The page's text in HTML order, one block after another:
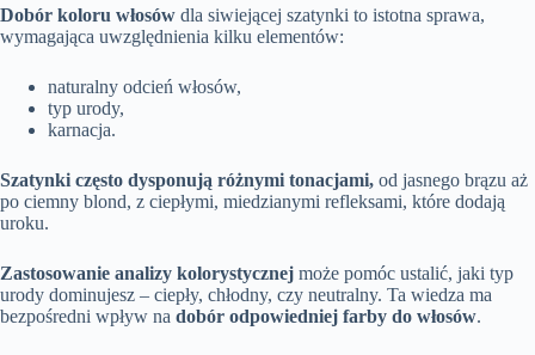
Dobór koloru włosów dla siwiejącej szatynki to istotna sprawa,
wymagająca uwzględnienia kilku elementów:
naturalny odcień włosów,
typ urody,
karnacja.
Szatynki często dysponują różnymi tonacjami, od jasnego brązu aż
po ciemny blond, z ciepłymi, miedzianymi refleksami, które dodają
uroku.
Zastosowanie analizy kolorystycznej może pomóc ustalić, jaki typ
urody dominujesz – ciepły, chłodny, czy neutralny. Ta wiedza ma
bezpośredni wpływ na dobór odpowiedniej farby do włosów.